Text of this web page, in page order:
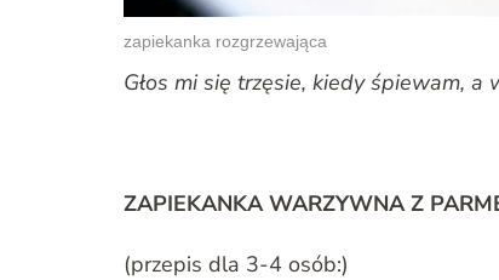
zapiekanka rozgrzewająca
Głos mi się trzęsie, kiedy śpiewam, a
ZAPIEKANKA WARZYWNA Z
(przepis dla 3-4 osób:)